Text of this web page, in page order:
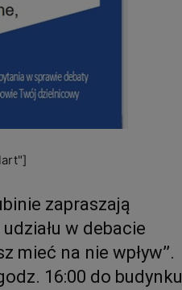
zapraszają
w debacie
na nie wpływ’’.
16:00 do budynku